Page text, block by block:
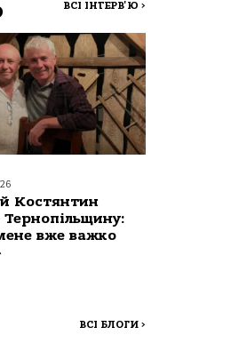
ВСІ ІНТЕРВ'Ю >
Костянтин
вже важко
ВСІ БЛОГИ >